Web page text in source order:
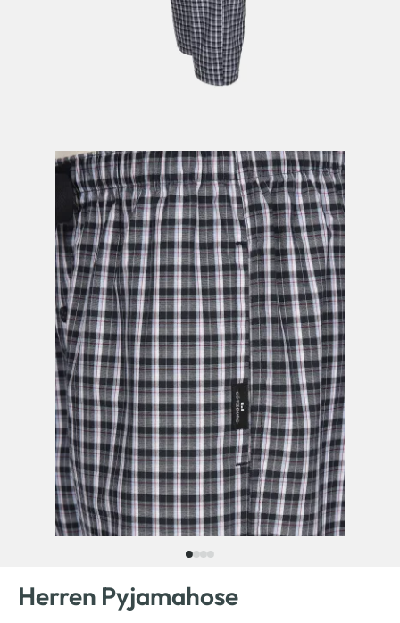
Herren Pyjamahose